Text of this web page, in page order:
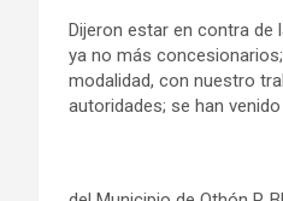
Dijeron estar en contra de
ya no más
modalidad, con nuestro
autoridades; se han